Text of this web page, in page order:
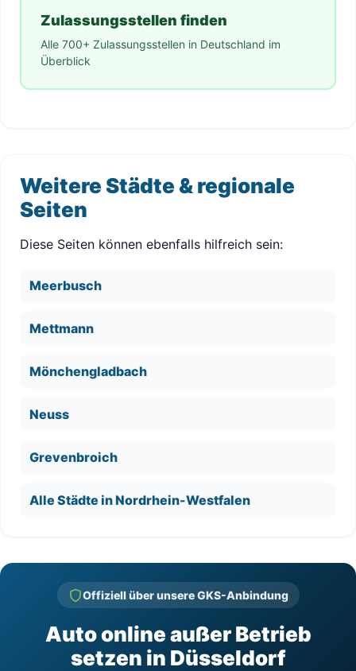
Zulassungsstellen finden
Alle 700+ Zulassungsstellen in Deutschland im
Überblick
Weitere Städte & regionale
Seiten
Diese Seiten können ebenfalls hilfreich sein:
Meerbusch
Mettmann
Mönchengladbach
Neuss
Grevenbroich
Alle Städte in Nordrhein-Westfalen
Offiziell über unsere GKS-Anbindung
Auto online außer Betrieb
setzen in Düsseldorf